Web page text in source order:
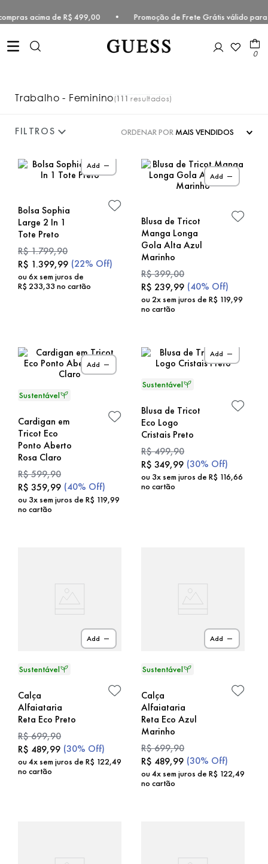
acima de R$ 499,00 • Promoção de Frete Grátis válido
0
Trabalho - Feminino 111
ORDENAR POR MAIS VENDIDOS
Add
Bolsa Sophia
Large 2 In 1
Tote Preto
R$1.799,90
R$ 1.399,99 (22% Off)
ou6x sem juros de
R$ 233,33 no cartão
Add
Blusa de Tricot
Manga Longa
Gola Alta Azul
Marinho
R$399,00
R$ 239,99 (40% Off)
ou2x sem juros de R$ 119,99
no cartão
Add
Cardigan em
Tricot Eco
Ponto Aberto
Rosa Claro
R$599,90
R$ 359,99 (40% Off)
ou 3x sem juros de R$ 119,99
no cartão
Add
Blusa de Tricot
Eco Logo
Cristais Preto
R$499,90
R$ 349,99 (30% Off)
ou 3x sem juros de R$ 116,66
no cartão
Add
Calça
Alfaiataria
Reta Eco Preto
R$699,90
R$ 489,99 (30% Off)
ou4x sem juros de R$ 122,49
no cartão
Add
Calça
Alfaiataria
Reta Eco Azul
Marinho
R$699,90
R$ 489,99 (30% Off)
ou4x sem juros de R$ 122,49
no cartão